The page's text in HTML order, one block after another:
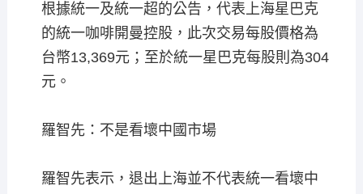
根據統一及統一超的公告，代表上海星巴克
的統一咖啡開曼控股，此次交易每股價格為
台幣13,369元；至於統一星巴克每股則為304
元。
羅智先：不是看壞中國市場
羅智先表示，退出上海並不代表統一看壞中